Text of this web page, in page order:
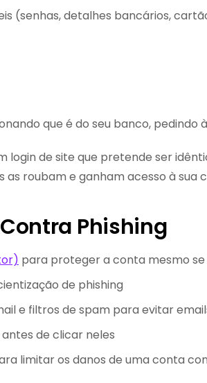
(senhas, detalhes bancários,
que é do seu banco, pedindo
login de site que pretende ser
roubam e ganham acesso à sua
Phishing
para proteger a conta mesmo
de phishing
e filtros de spam para evitar
de clicar neles
limitar os danos de uma conta